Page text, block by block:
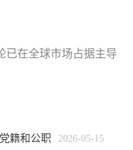
已在全球市场占据主导
籍和公职 2026-05-15